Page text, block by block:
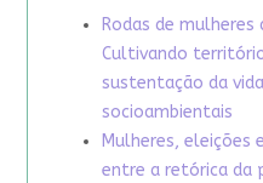
Rodas de
Cultivando
sustentação da
socioambientais
Mulheres, eleições
entre a retórica da